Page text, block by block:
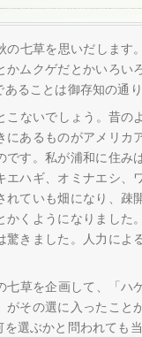
七草を思いだします
ムクゲだとかいろい
ることは御存知の通り
こないでしょう。昔
あるものがアメリカ
す。私が浦和に住み
ハギ、オミナエシ、
ていも畑になり、疎
くようになりました
きました。人力によ
草を企画して、「ハ
その選に入ったこ
選ぶかと問われても